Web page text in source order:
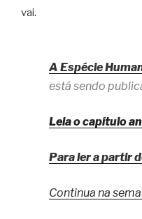
vai.
A Espécie
está sendo
Leia o capítulo
Para ler a partir
Continua na